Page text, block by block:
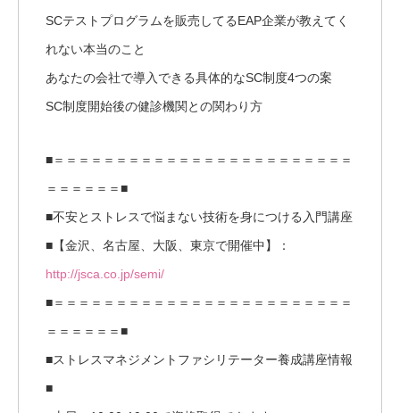
SCテストプログラムを販売してるEAP企業が教えてく
れない本当のこと
あなたの会社で導入できる具体的なSC制度4つの案
SC制度開始後の健診機関との関わり方
■＝＝＝＝＝＝＝＝＝＝＝＝＝＝＝＝＝＝＝＝＝＝＝＝
＝＝＝＝＝＝■
■不安とストレスで悩まない技術を身につける入門講座
■【金沢、名古屋、大阪、東京で開催中】：
http://jsca.co.jp/semi/
■＝＝＝＝＝＝＝＝＝＝＝＝＝＝＝＝＝＝＝＝＝＝＝＝
＝＝＝＝＝＝■
■ストレスマネジメントファシリテーター養成講座情報
■